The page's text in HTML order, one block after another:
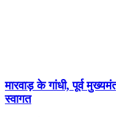
मारवाड़ के गांधी, पूर्व
स्वागत